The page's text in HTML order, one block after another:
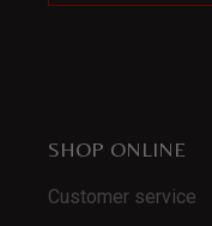
SHOP ONLINE
Customer service